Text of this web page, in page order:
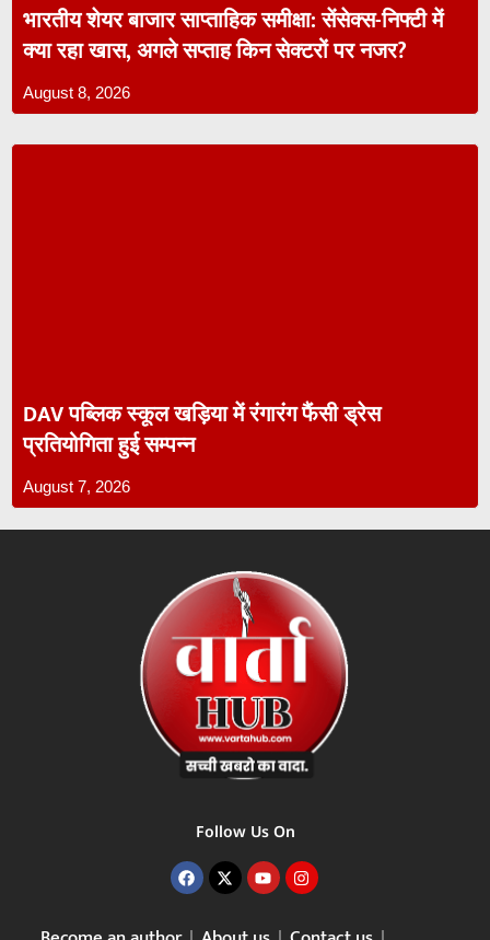
भारतीय शेयर बाजार साप्ताहिक समीक्षा: सेंसेक्स-निफ्टी में
क्या रहा खास, अगले सप्ताह किन सेक्टरों पर नजर?
August 8, 2026
DAV पब्लिक स्कूल खड़िया में रंगारंग फैंसी ड्रेस
प्रतियोगिता हुई सम्पन्न
August 7, 2026
Follow Us On